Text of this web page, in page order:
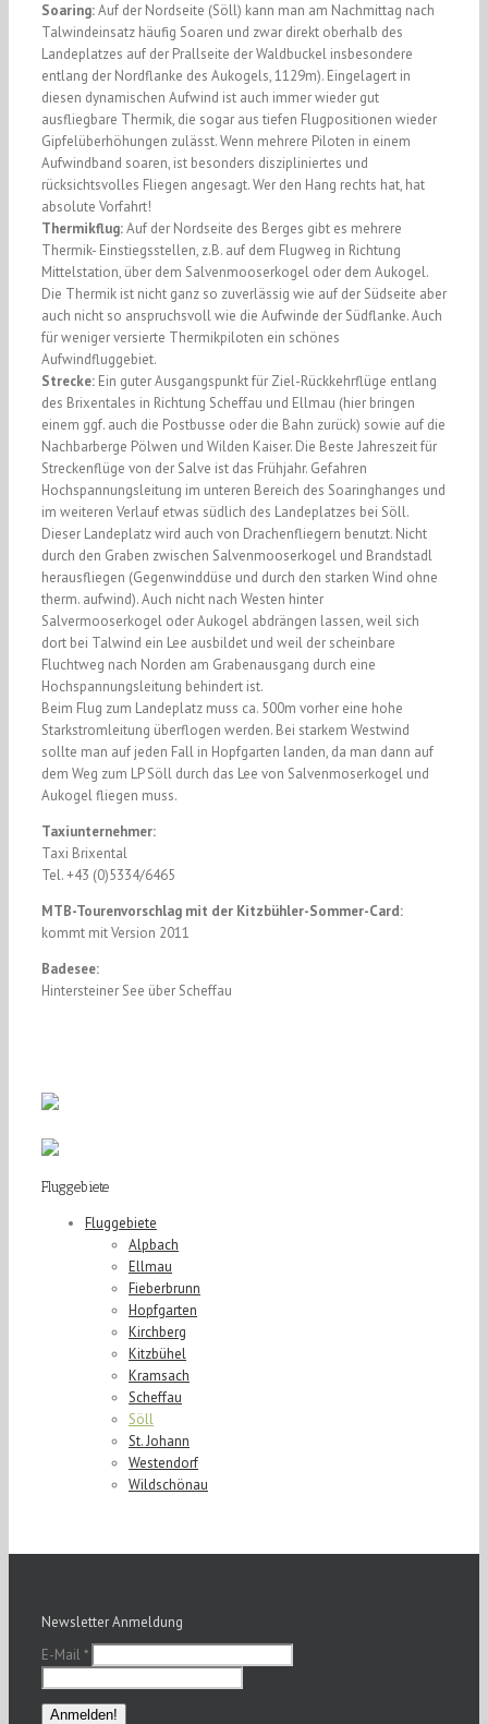
Soaring:Auf der Nordseite (Söll) kann man am Nachmittag nach
Talwindeinsatz häufig Soaren und zwar direkt oberhalb des
Landeplatzes auf der Prallseite der Waldbuckel insbesondere
entlang der Nordflanke des Aukogels, 1129m). Eingelagert in
diesen dynamischen Aufwind ist auch immer wieder gut
ausfliegbare Thermik, die sogar aus tiefen Flugpositionen wieder
Gipfelüberhöhungen zulässt. Wenn mehrere Piloten in einem
Aufwindband soaren, ist besonders diszipliniertes und
rücksichtsvolles Fliegen angesagt. Wer den Hang rechts hat, hat
absolute Vorfahrt!
Thermikflug:Auf der Nordseite des Berges gibt es mehrere
Thermik- Einstiegsstellen, z.B. auf dem Flugweg in Richtung
Mittelstation, über dem Salvenmooserkogel oder dem Aukogel.
Die Thermik ist nicht ganz so zuverlässig wie auf der Südseite aber
auch nicht so anspruchsvoll wie die Aufwinde der Südflanke. Auch
für weniger versierte Thermikpiloten ein schönes
Aufwindfluggebiet.
Strecke: Ein guter Ausgangspunkt für Ziel-Rückkehrflüge entlang
des Brixentales in Richtung Scheffau und Ellmau (hier bringen
einem ggf. auch die Postbusse oder die Bahn zurück) sowie auf die
Nachbarberge Pölwen und Wilden Kaiser. Die Beste Jahreszeit für
Streckenflüge von der Salve ist das Frühjahr. Gefahren
Hochspannungsleitung im unteren Bereich des Soaringhanges und
im weiteren Verlauf etwas südlich des Landeplatzes bei Söll.
Dieser Landeplatz wird auch von Drachenfliegern benutzt. Nicht
durch den Graben zwischen Salvenmooserkogel und Brandstadl
herausfliegen (Gegenwinddüse und durch den starken Wind ohne
therm. aufwind). Auch nicht nach Westen hinter
Salvermooserkogel oder Aukogel abdrängen lassen, weil sich
dort bei Talwind ein Lee ausbildet und weil der scheinbare
Fluchtweg nach Norden am Grabenausgang durch eine
Hochspannungsleitung behindert ist.
Beim Flug zum Landeplatz muss ca. 500m vorher eine hohe
Starkstromleitung überflogen werden. Bei starkem Westwind
sollte man auf jeden Fall in Hopfgarten landen, da man dann auf
dem Weg zum LP Söll durch das Lee von Salvenmoserkogel und
Aukogel fliegen muss.
Taxiunternehmer:
Taxi Brixental
Tel. +43 (0)5334/6465
MTB-Tourenvorschlag mit der Kitzbühler-Sommer-Card:
kommt mit Version 2011
Badesee:
Hintersteiner See über Scheffau
Fluggebiete
Fluggebiete
Alpbach
Ellmau
Fieberbrunn
Hopfgarten
Kirchberg
Kitzbühel
Kramsach
Scheffau
Söll
St. Johann
Westendorf
Wildschönau
Newsletter Anmeldung
E-Mail*